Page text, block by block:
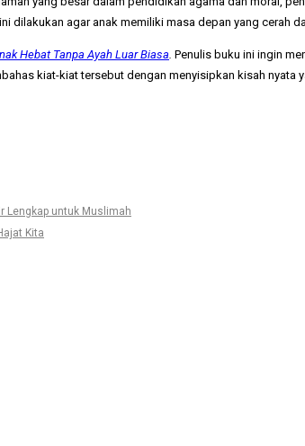
dilakukan agar anak memiliki masa depan yang cerah
Hebat Tanpa Ayah Luar Biasa Penulis buku ini ingin
kiat-kiat tersebut dengan menyisipkan kisah nyata
Lengkap untuk Muslimah
Kita